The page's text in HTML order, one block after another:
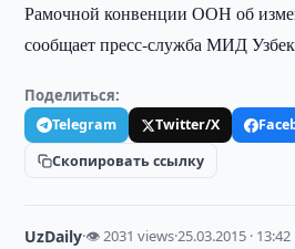
Рамочной конвенции ООН об
сообщает пресс-служба МИД
Поделиться:
Telegram Twitter/X
Скопировать ссылку
UzDaily·👁 2031 views·25.03.2015 · 13:42